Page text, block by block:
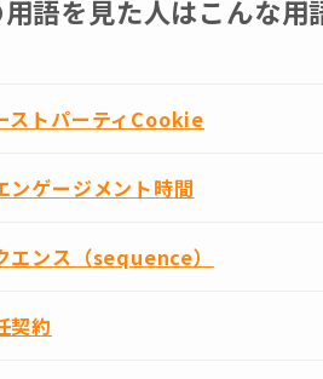
用語を見た人はこんな用
ストパーティCookie
ンゲージメント時間
エンス（sequence）
契約